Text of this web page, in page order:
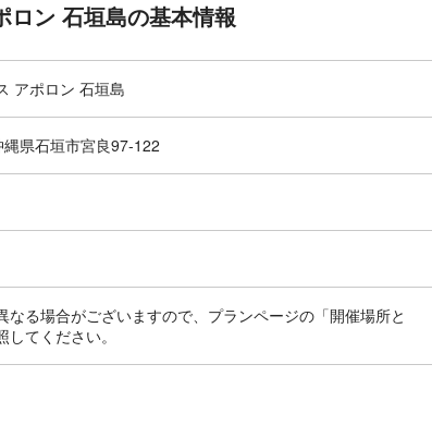
ロン 石垣島の基本情報
アポロン 石垣島
県石垣市宮良97-122
なる場合がございますので、プランページの「開催場所と
てください。